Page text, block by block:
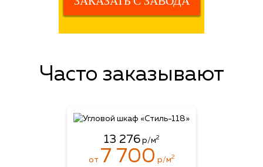
Часто заказывают
13 276р/м2
от 7 700 р/м2